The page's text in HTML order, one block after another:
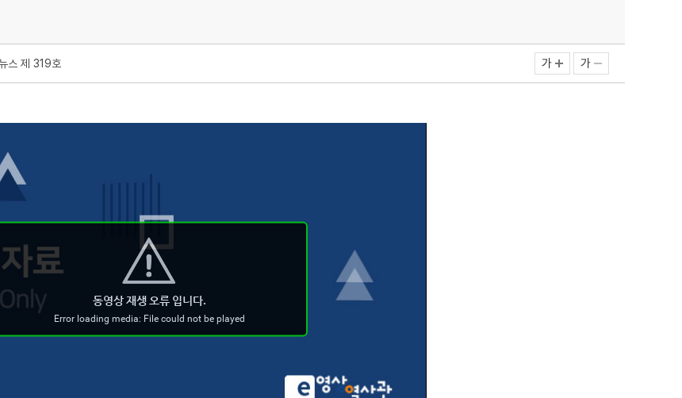
스 제 319호 가 가